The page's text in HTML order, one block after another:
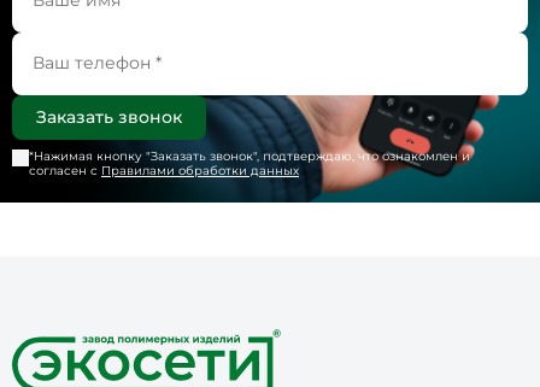
*Нажимая кнопку "Заказать звонок", подтверждаю, что ознакомлен и
согласен с Правилами обработки данных